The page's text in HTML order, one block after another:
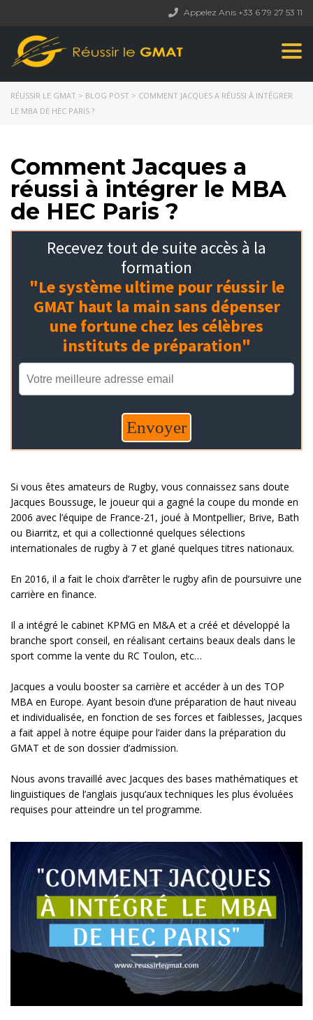
Appelez Anis +33 6 79 27 53 11
RÉUSSIR LE GMAT > BLOG POST > COMMENT JACQUES A RÉUSSI À INTÉGRER
LE MBA DE HEC PARIS ?
Comment Jacques a
réussi à intégrer le MBA
de HEC Paris ?
Si vous êtes amateurs de Rugby, vous connaissez sans doute
Jacques Boussuge, le joueur qui a gagné la coupe du monde en
2006 avec l’équipe de France-21, joué à Montpellier, Brive, Bath
ou Biarritz, et qui a collectionné quelques sélections
internationales de rugby à 7 et glané quelques titres nationaux.
En 2016, il a fait le choix d’arrêter le rugby afin de poursuivre une
carrière en finance.
Il a intégré le cabinet KPMG en M&A et a créé et développé la
branche sport conseil, en réalisant certains beaux deals dans le
sport comme la vente du RC Toulon, etc…
Jacques a voulu booster sa carrière et accéder à un des TOP
MBA en Europe. Ayant besoin d’une préparation de haut niveau
et individualisée, en fonction de ses forces et faiblesses, Jacques
a fait appel à notre équipe pour l’aider dans la préparation du
GMAT et de son dossier d’admission.
Nous avons travaillé avec Jacques des bases mathématiques et
linguistiques de l’anglais jusqu’aux techniques les plus évoluées
requises pour atteindre un tel programme.